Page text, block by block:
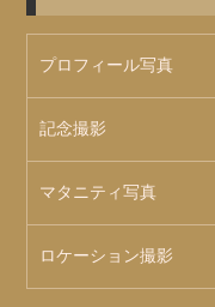
プロフィール写真
記念撮影
マタニティ写真
ロケーション撮影